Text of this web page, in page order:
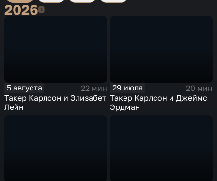
20262026
5 августа
22 мин
Такер Карлсон и Элизабет
Лейн
29 июля
20 мин
Такер Карлсон и Джеймс
Эрдман